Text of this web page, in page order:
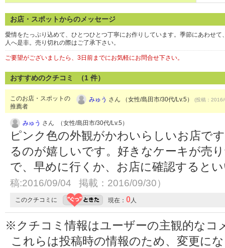
お店・スポットからのメッセージ
愛情をたっぷり込めて、ひとつひとつ丁寧にお作りしています。季節にあわせ
人へ是非。売り切れの際はご了承下さい。
ご要望がございましたら、3日前までにお気軽にお問合せ下さい。
おすすめのクチコミ （1 件）
このお店・スポットの
推薦者
みゅう さん （女性/島田市/30代/Lv.5） (投稿：
みゅう さん （女性/島田市/30代/Lv.5）
ピンク色の外観がかわいらしいお店で
るのが嬉しいです。好きなケーキが売
で、早めに行くか、お店に確認すると
稿:2016/09/04 掲載：2016/09/30）
このクチコミに 現在： 0人
※クチコミ情報はユーザーの主観的なコ
これらは投稿時の情報のため、変更に